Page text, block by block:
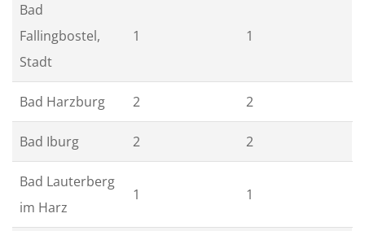
Bad
Fallingbostel,
Stadt
1 1
Bad Harzburg 2 2
Bad Iburg 2 2
Bad Lauterberg
im Harz
1 1